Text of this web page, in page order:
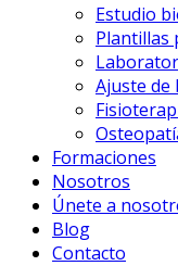
Estudio
Plantillas
Ajuste de
Formaciones
Nosotros
Únete a
Blog
Contacto